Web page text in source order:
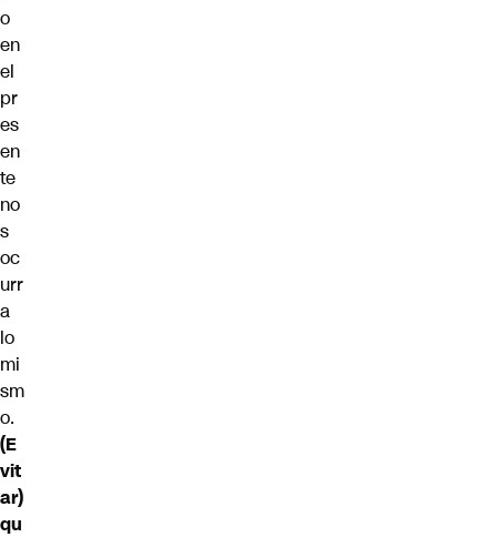
o
en
el
pr
es
en
te
no
s
oc
urr
a
lo
mi
sm
o.
(E
vit
ar)
qu